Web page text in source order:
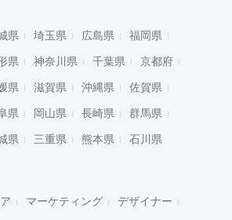
県 埼玉県 広島県 福岡県
県 神奈川県 千葉県 京都府
県 滋賀県 沖縄県 佐賀県
県 岡山県 長崎県 群馬県
県 三重県 熊本県 石川県
マーケティング デザイナー